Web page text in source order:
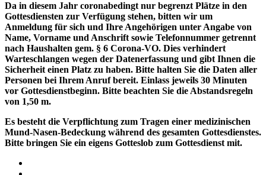
Da in diesem Jahr coronabedingt nur begrenzt Plätze in den
Gottesdiensten zur Verfügung stehen, bitten wir um
Anmeldung für sich und Ihre Angehörigen unter Angabe von
Name, Vorname und Anschrift sowie Telefonnummer getrennt
nach Haushalten gem. § 6 Corona-VO. Dies verhindert
Warteschlangen wegen der Datenerfassung und gibt Ihnen die
Sicherheit einen Platz zu haben. Bitte halten Sie die Daten aller
Personen bei Ihrem Anruf bereit. Einlass jeweils 30 Minuten
vor Gottesdienstbeginn. Bitte beachten Sie die Abstandsregeln
von 1,50 m.
Es besteht die Verpflichtung zum Tragen einer medizinischen
Mund-Nasen-Bedeckung während des gesamten Gottesdienstes.
Bitte bringen Sie ein eigens Gotteslob zum Gottesdienst mit.